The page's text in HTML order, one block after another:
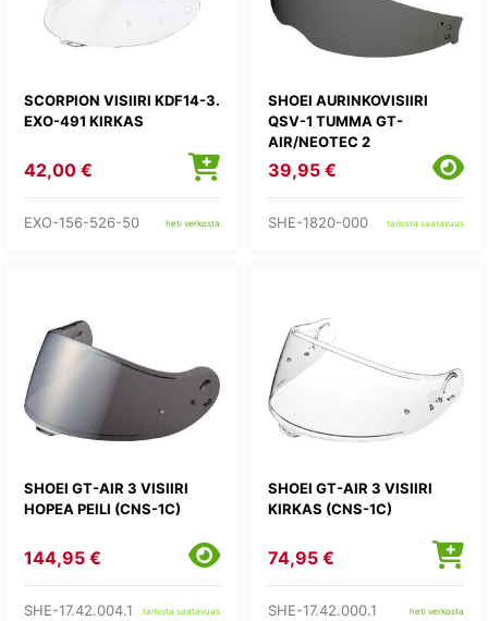
SCORPION VISIIRI KDF14-3.
EXO-491 KIRKAS
42,00 €
EXO-156-526-50 heti verkosta
SHOEI AURINKOVISIIRI
QSV-1 TUMMA GT-
AIR/NEOTEC 2
39,95 €
SHE-1820-000 tarkista saatavuus
SHOEI GT-AIR 3 VISIIRI
HOPEA PEILI (CNS-1C)
144,95 €
SHE-17.42.004.1 tarkista saatavuus
SHOEI GT-AIR 3 VISIIRI
KIRKAS (CNS-1C)
74,95 €
SHE-17.42.000.1 heti verkosta